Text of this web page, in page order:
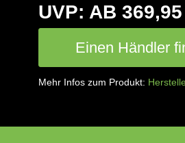
UVP: AB
Einen Händler
Mehr Infos zum Produkt: